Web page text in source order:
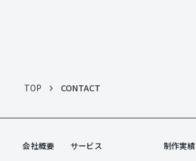
TOP CONTACT
会社概要
サービス
制作実績